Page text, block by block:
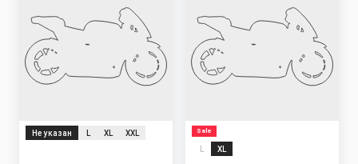
Не указан XL XXL Sale
XL